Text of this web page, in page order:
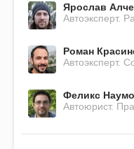
Ярослав
Автоэксперт.
Роман
Автоэксперт.
Феликс
Автоюрист.